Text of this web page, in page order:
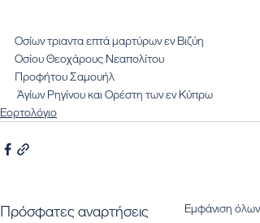
Οσίων τριαντα επτά μαρτύρων εν Βιζύη
Οσίου Θεοχάρους Νεαπολίτου
Προφήτου Σαμουήλ
Άγίων Ρηγίνου και Ορέστη των εν Κύπρω
Εορτολόγιο
Πρόσφατες αναρτήσεις Εμφάνιση όλων